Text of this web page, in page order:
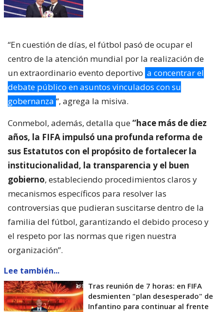
“En cuestión de días, el fútbol pasó de ocupar el
centro de la atención mundial por la realización de
un extraordinario evento deportivo a concentrar el
debate público en asuntos vinculados con su
gobernanza “, agrega la misiva.
Conmebol, además, detalla que“hace más de diez
años, la FIFA impulsó una profunda reforma de
sus Estatutos con el propósito de fortalecer la
institucionalidad, la transparencia y el buen
gobierno, estableciendo procedimientos claros y
mecanismos específicos para resolver las
controversias que pudieran suscitarse dentro de la
familia del fútbol, garantizando el debido proceso y
el respeto por las normas que rigen nuestra
organización”.
Lee también...
Tras reunión de 7 horas: en FIFA
desmienten "plan desesperado" de
Infantino para continuar al frente